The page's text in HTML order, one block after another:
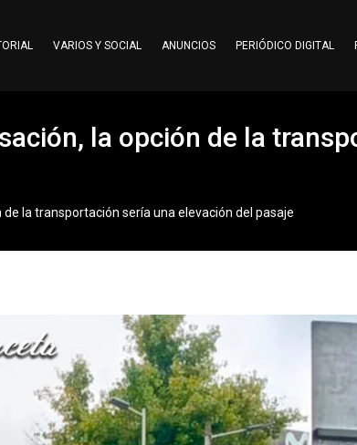
VARIOS Y SOCIAL ANUNCIOS PERIÓDICO DIGITAL
la opción de la
la transportación sería una elevación del pasaje